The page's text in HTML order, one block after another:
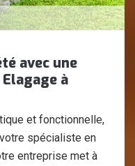
avec une
à
et fonctionnelle,
spécialiste en
entreprise met à